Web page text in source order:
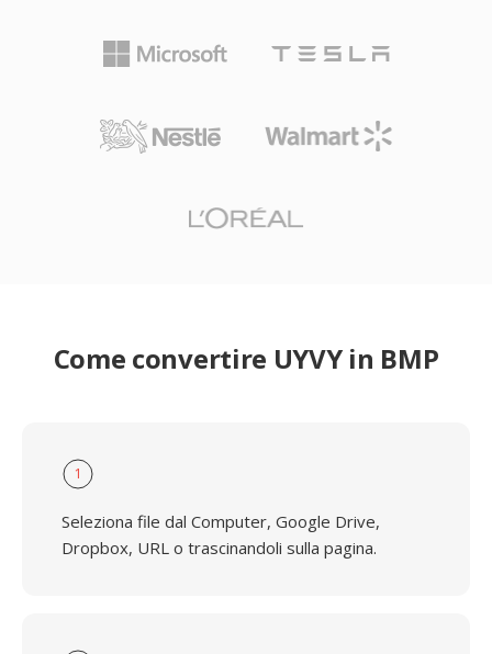
Come convertire UYVY in BMP
1
Seleziona file dal Computer, Google Drive,
Dropbox, URL o trascinandoli sulla pagina.